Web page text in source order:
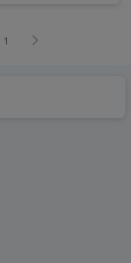
1 Następna strona